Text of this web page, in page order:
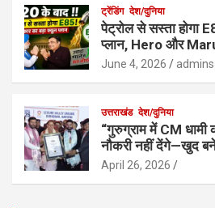
ट्रेंडिंग देश/दुनिया
पेट्रोल से सस्ता होगा
प्लान, Hero और
June 4, 2026
उत्तराखंड देश/दुनिया
“गुरुग्राम में CM धामी
नौकरी नहीं देंगे—खुद
April 26, 2026